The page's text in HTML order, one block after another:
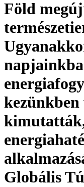
Föld
kezünkben
Globális